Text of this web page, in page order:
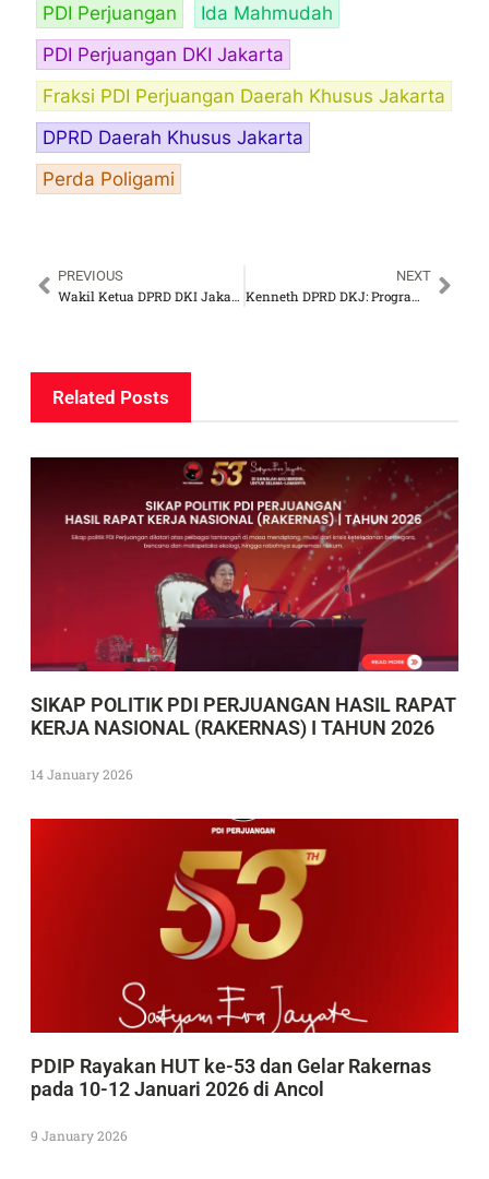
PDI Perjuangan
Ida Mahmudah
PDI Perjuangan DKI Jakarta
Fraksi PDI Perjuangan Daerah Khusus Jakarta
DPRD Daerah Khusus Jakarta
Perda Poligami
PREVIOUS
Wakil Ketua DPRD DKI Jakarta Anggap Pergub Izin Poligami ASN Jakarta Kebijakan Tidak Produktif
NEXT
Kenneth DPRD DKJ: Program Sarapan Gratis Pram-Rano Sejalan dengan Doa Prabowo
Related Posts
SIKAP POLITIK PDI PERJUANGAN HASIL RAPAT
KERJA NASIONAL (RAKERNAS) I TAHUN 2026
14 January 2026
PDIP Rayakan HUT ke-53 dan Gelar Rakernas
pada 10-12 Januari 2026 di Ancol
9 January 2026